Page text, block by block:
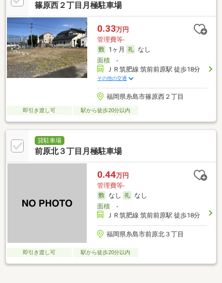
篠原西２丁目月極駐車場
0.33万円
管理費等-
1ヶ月
なし
面積-
ＪＲ筑肥線 筑前前原駅 徒歩18分
その他の交通
福岡県糸島市篠原西２丁目
即引き渡し可 駅から徒歩20分以内
貸駐車場
前原北３丁目月極駐車場
0.44万円
管理費等-
なし
なし
面積-
ＪＲ筑肥線 筑前前原駅 徒歩18分
福岡県糸島市前原北３丁目
即引き渡し可 駅から徒歩20分以内